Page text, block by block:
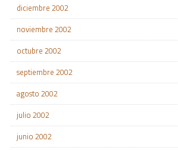
diciembre 2002
noviembre 2002
octubre 2002
septiembre 2002
agosto 2002
julio 2002
junio 2002